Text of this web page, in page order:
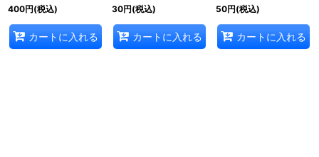
400円(税込)
カートに入れる
30円(税込)
カートに入れる
50円(税込)
カートに入れる